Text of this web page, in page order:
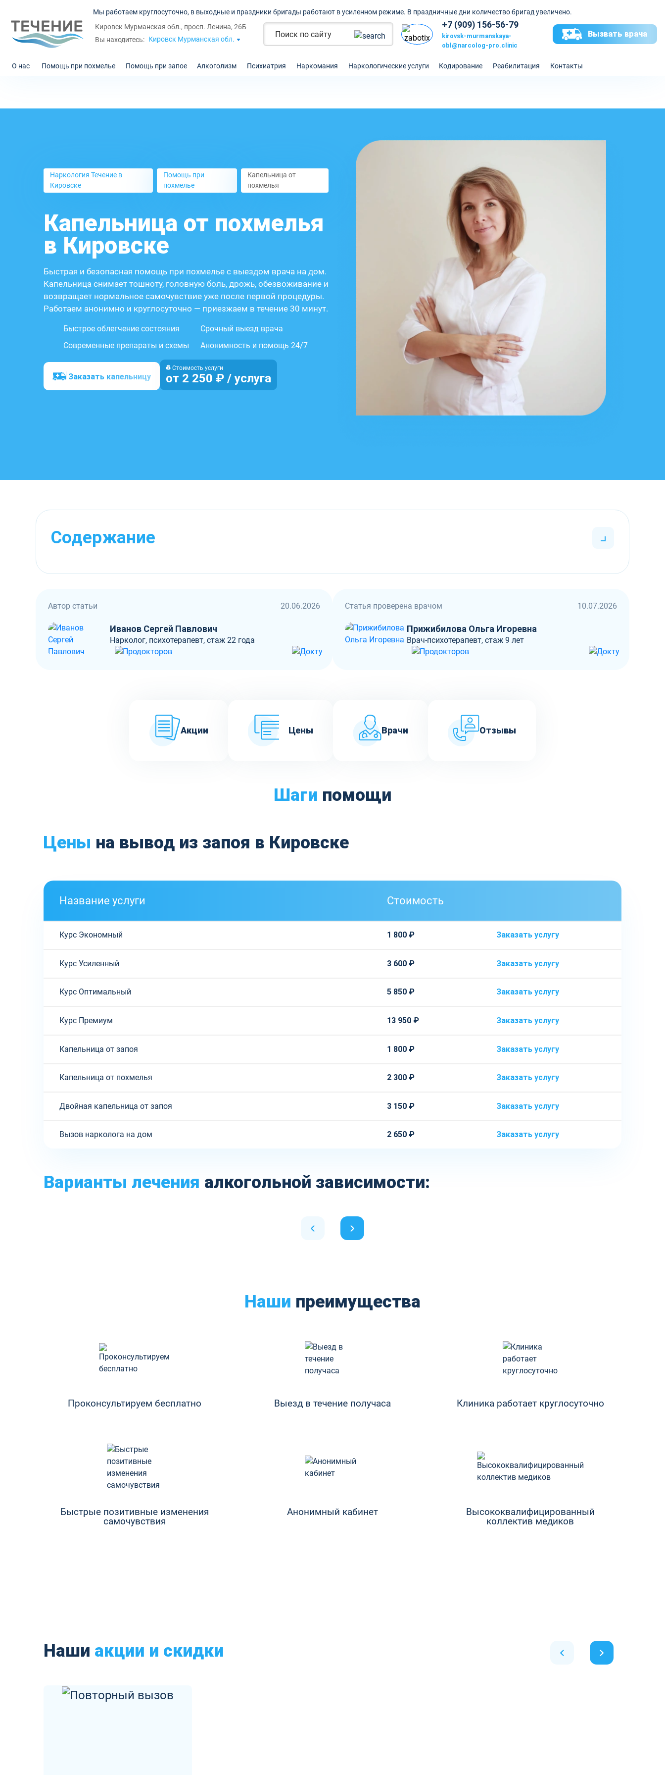
Мы работаем круглосуточно, в выходные и праздники бригады работают в усиленном режиме. В праздничные дни количество бригад увеличено.
Кировск Мурманская обл., просп. Ленина, 26Б
Вы находитесь: Кировск Мурманская обл.
+7 (909) 156-56-79
kirovsk-murmanskaya-
obl@narcolog-pro.clinic
Вызвать врача
О нас Помощь при похмелье Помощь при запое Алкоголизм Психиатрия Наркомания Наркологические услуги Кодирование Реабилитация Контакты
Наркология Течение в
Кировске
Помощь при
похмелье
Капельница от
похмелья
Капельница от похмелья
в Кировске
Быстрая и безопасная помощь при похмелье с выездом врача на дом.
Капельница снимает тошноту, головную боль, дрожь, обезвоживание и
возвращает нормальное самочувствие уже после первой процедуры.
Работаем анонимно и круглосуточно — приезжаем в течение 30 минут.
Быстрое облегчение состояния
Срочный выезд врача
Современные препараты и схемы
Анонимность и помощь 24/7
Заказать капельницу
Стоимость услуги
от 2 250 ₽ / услуга
Содержание
Автор статьи 20.06.2026
Иванов Сергей Павлович
Нарколог, психотерапевт, стаж 22 года
Статья проверена врачом 10.07.2026
Прижибилова Ольга Игоревна
Врач-психотерапевт, стаж 9 лет
Акции Цены Врачи Отзывы
Шаги помощи
Цены на вывод из запоя в Кировске
Название услуги Стоимость
Курс Экономный 1 800 ₽ Заказать услугу
Курс Усиленный 3 600 ₽ Заказать услугу
Курс Оптимальный 5 850 ₽ Заказать услугу
Курс Премиум 13 950 ₽ Заказать услугу
Капельница от запоя 1 800 ₽ Заказать услугу
Капельница от похмелья 2 300 ₽ Заказать услугу
Двойная капельница от запоя 3 150 ₽ Заказать услугу
Вызов нарколога на дом 2 650 ₽ Заказать услугу
Варианты лечения алкогольной зависимости:
Наши преимущества
Проконсультируем бесплатно Выезд в течение получаса Клиника работает круглосуточно
Быстрые позитивные изменения
самочувствия
Анонимный кабинет
Высококвалифицированный
коллектив медиков
Наши акции и скидки